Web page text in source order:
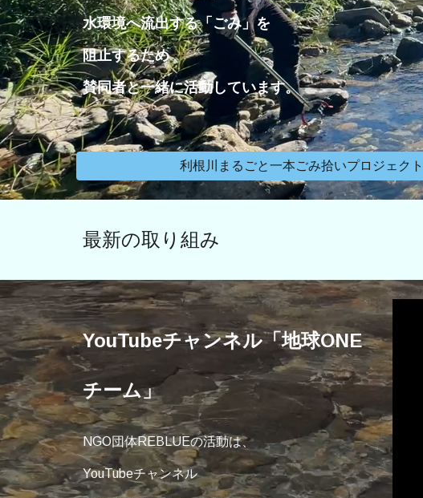
水環境へ流出する「ごみ」を
阻止するため
賛同者と一緒に活動しています。
利根川まるごと一本ごみ拾いプロジェクト
最新の取り組み
YouTubeチャンネル「地球ONE
チーム」
NGO団体REBLUEの活動は、
YouTubeチャンネル